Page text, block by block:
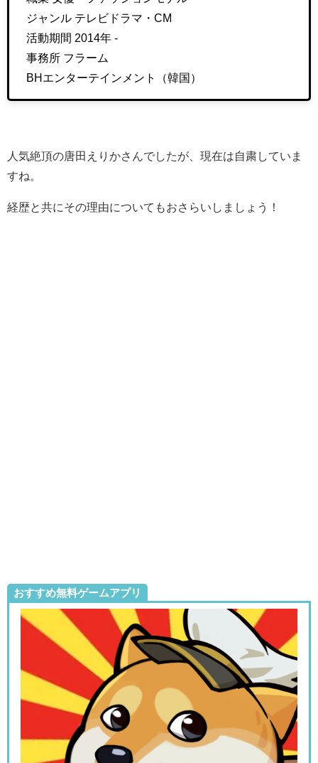
ジャンル テレビドラマ・CM
活動期間 2014年 -
事務所 フラーム
BHエンターテインメント（韓国）
人気絶頂の唐田えりかさんでしたが、現在は自粛していま
すね。
経歴と共にその理由についてもおさらいしましょう！
おすすめ無料ゲームアプリ